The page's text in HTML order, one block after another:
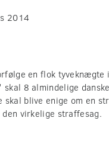
2014
en flok
skal 8 almindelige
skal blive enige om en
virkelige straffesag.